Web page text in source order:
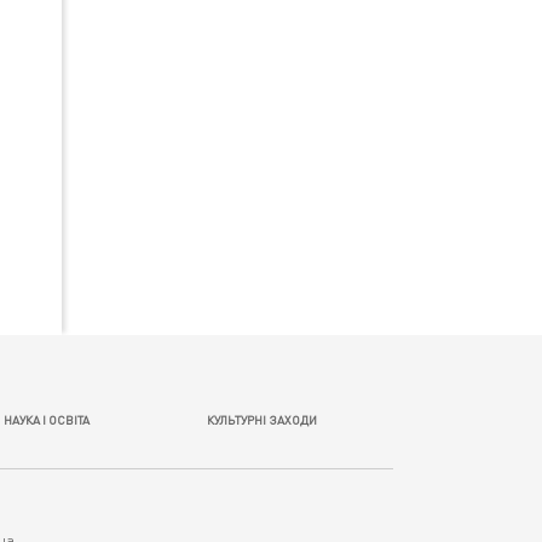
НАУКА І ОСВІТА КУЛЬТУРНІ ЗАХОДИ